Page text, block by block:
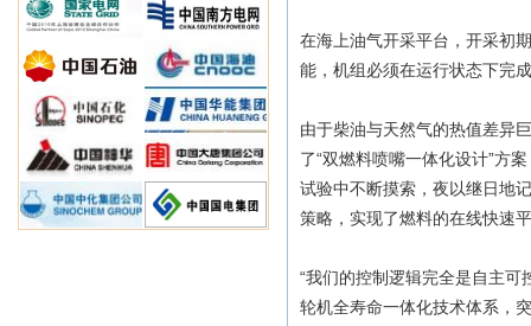
在海上油气开采平台，开采初
能，机组必须在运行状态下完
由于柴油与天然气的热值差异
了“双燃料喷嘴一体化设计”方
试验中不断摸索，夜以继日地
策略，实现了燃料的在线快速
“我们的控制逻辑完全是自主
轮机全寿命一体化技术体系，